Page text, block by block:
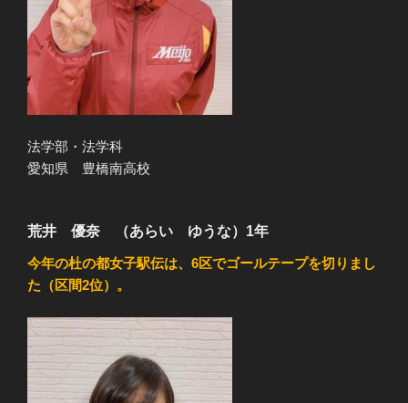
法学部・法学科
愛知県 豊橋南高校
荒井 優奈 （あらい ゆうな）1年
今年の杜の都女子駅伝は、6区でゴールテープを切りまし
た（区間2位）。